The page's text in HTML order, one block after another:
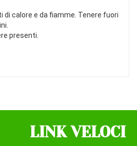
di calore e da fiamme. Tenere fuori
presenti.
LINK VELOCI